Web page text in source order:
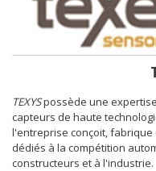
TEXYSpossède une
capteurs de haute
l'entreprise conçoit,
dédiés à la compétition
constructeurs et à l'industrie.